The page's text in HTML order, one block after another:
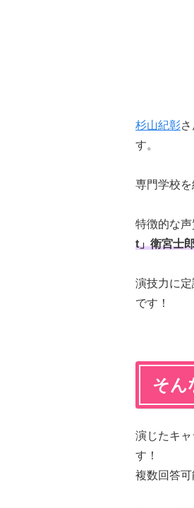
杉山紀彰
す。
専門学校を
特徴的な声
t」衛宮士
演技力に
です！
そん
演じたキ
す！
複数回答可